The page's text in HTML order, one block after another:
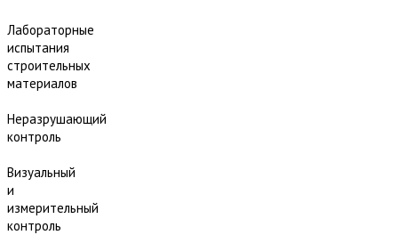
Лабораторные
испытания
строительных
материалов
Неразрушающий
контроль
Визуальный
и
измерительный
контроль